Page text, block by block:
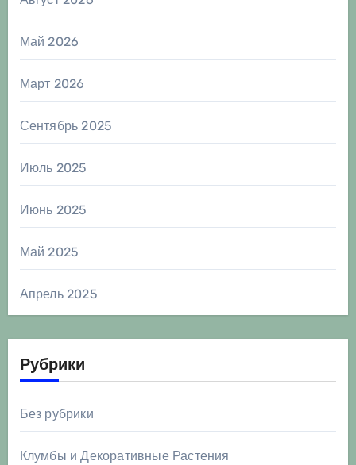
Май 2026
Март 2026
Сентябрь 2025
Июль 2025
Июнь 2025
Май 2025
Апрель 2025
Рубрики
Без рубрики
Клумбы и Декоративные Растения